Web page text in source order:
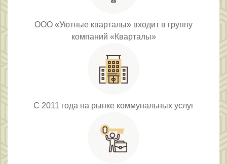
ООО «Уютные кварталы» входит в группу
компаний «Кварталы»
С 2011 года на рынке коммунальных услуг